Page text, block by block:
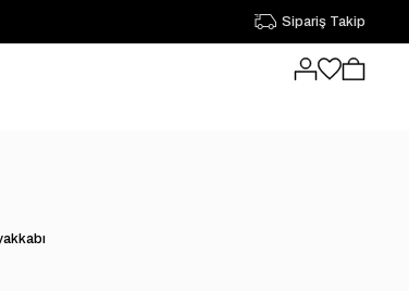
Sipariş Takip